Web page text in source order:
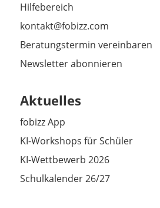
Hilfebereich
kontakt@fobizz.com
Beratungstermin vereinbaren
Newsletter abonnieren
Aktuelles
fobizz App
KI-Workshops für Schüler
KI-Wettbewerb 2026
Schulkalender 26/27